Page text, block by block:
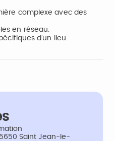
complexe avec des
en réseau.
d’un lieu.
Saint Jean-le-